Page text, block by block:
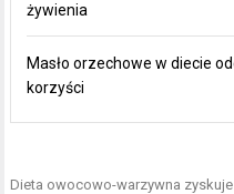
żywienia
Masło orzechowe w diecie
korzyści
Dieta owocowo-warzywna